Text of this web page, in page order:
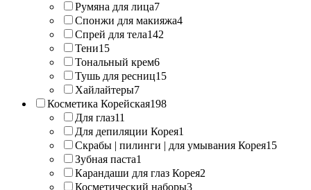
Румяна для лица7
Спонжи для макияжа4
Спрей для тела142
Тени15
Тональный крем6
Тушь для ресниц15
Хайлайтеры7
Косметика Корейская198
Для глаз11
Для депиляции Корея1
Скрабы | пилинги | для умывания Корея15
Зубная паста1
Карандаши для глаз Корея2
Косметический наборы3